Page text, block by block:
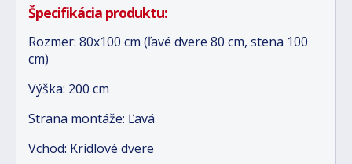
Špecifikácia produktu:
Rozmer: 80x100 cm (ľavé dvere 80 cm, stena 100
cm)
Výška: 200 cm
Strana montáže: Ľavá
Vchod: Krídlové dvere